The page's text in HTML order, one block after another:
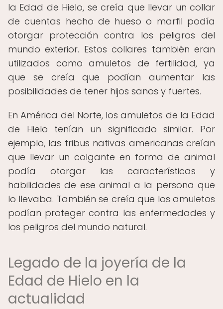
la Edad de Hielo, se creía que llevar un collar
de cuentas hecho de hueso o marfil podía
otorgar protección contra los peligros del
mundo exterior. Estos collares también eran
utilizados como amuletos de fertilidad, ya
que se creía que podían aumentar las
posibilidades de tener hijos sanos y fuertes.
En América del Norte, los amuletos de la Edad
de Hielo tenían un significado similar. Por
ejemplo, las tribus nativas americanas creían
que llevar un colgante en forma de animal
podía otorgar las características y
habilidades de ese animal a la persona que
lo llevaba. También se creía que los amuletos
podían proteger contra las enfermedades y
los peligros del mundo natural.
Legado de la joyería de la
Edad de Hielo en la
actualidad